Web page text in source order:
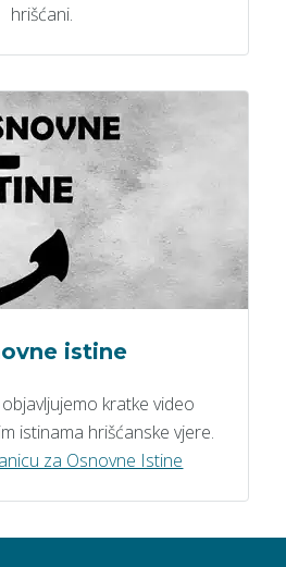
hrišćani.
istine
kratke video
istinama hrišćanske vjere.
za Osnovne Istine